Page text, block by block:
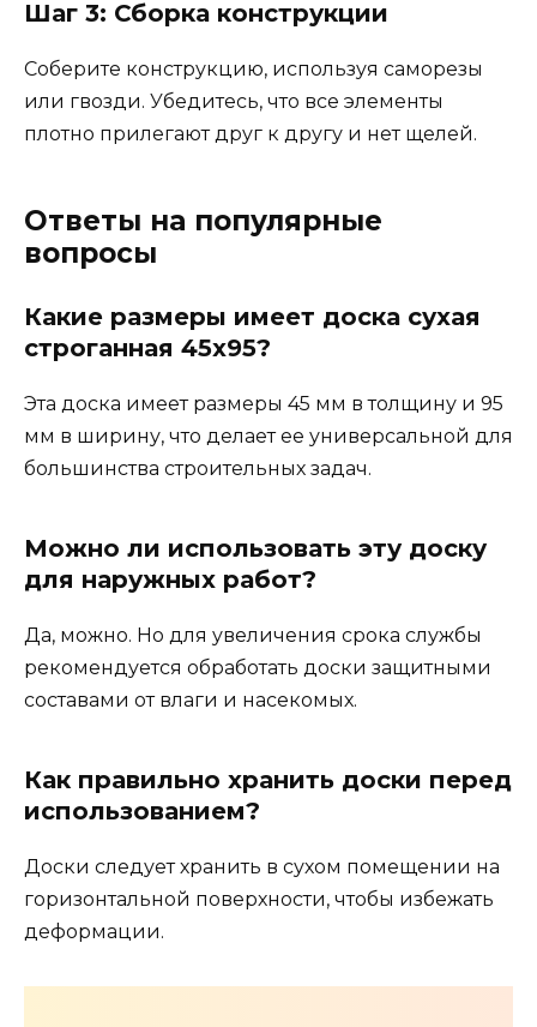
Шаг 3: Сборка конструкции
Соберите конструкцию, используя саморезы
или гвозди. Убедитесь, что все элементы
плотно прилегают друг к другу и нет щелей.
Ответы на популярные
вопросы
Какие размеры имеет доска сухая
строганная 45х95?
Эта доска имеет размеры 45 мм в толщину и 95
мм в ширину, что делает ее универсальной для
большинства строительных задач.
Можно ли использовать эту доску
для наружных работ?
Да, можно. Но для увеличения срока службы
рекомендуется обработать доски защитными
составами от влаги и насекомых.
Как правильно хранить доски перед
использованием?
Доски следует хранить в сухом помещении на
горизонтальной поверхности, чтобы избежать
деформации.